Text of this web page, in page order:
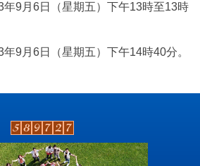
年9月6日（星期五）下午13時至13時
年9月6日（星期五）下午14時40分。